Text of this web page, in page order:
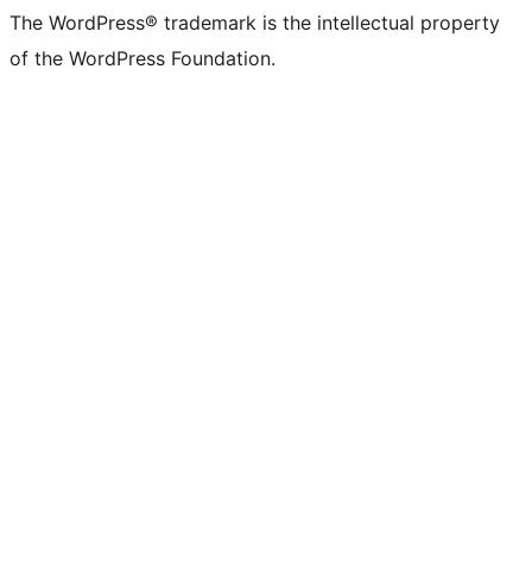
The WordPress® trademark is the intellectual property
of the WordPress Foundation.